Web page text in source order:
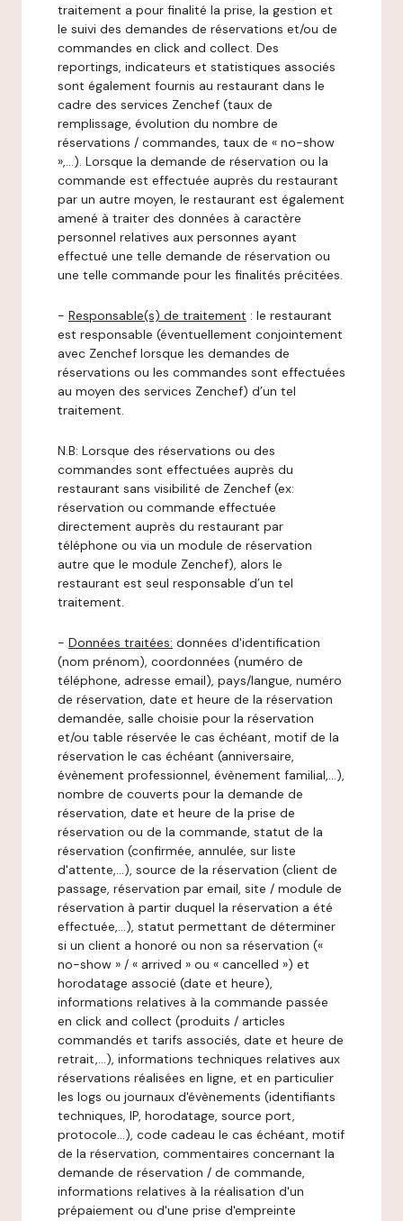
traitement a pour finalité la prise, la gestion et
le suivi des demandes de réservations et/ou de
commandes en click and collect. Des
reportings, indicateurs et statistiques associés
sont également fournis au restaurant dans le
cadre des services Zenchef (taux de
remplissage, évolution du nombre de
réservations / commandes, taux de « no-show
»,…). Lorsque la demande de réservation ou la
commande est effectuée auprès du restaurant
par un autre moyen, le restaurant est également
amené à traiter des données à caractère
personnel relatives aux personnes ayant
effectué une telle demande de réservation ou
une telle commande pour les finalités précitées.
- Responsable(s) de traitement : le restaurant
est responsable (éventuellement conjointement
avec Zenchef lorsque les demandes de
réservations ou les commandes sont effectuées
au moyen des services Zenchef) d’un tel
traitement.
N.B: Lorsque des réservations ou des
commandes sont effectuées auprès du
restaurant sans visibilité de Zenchef (ex:
réservation ou commande effectuée
directement auprès du restaurant par
téléphone ou via un module de réservation
autre que le module Zenchef), alors le
restaurant est seul responsable d’un tel
traitement.
- Données traitées: données d'identification
(nom prénom), coordonnées (numéro de
téléphone, adresse email), pays/langue, numéro
de réservation, date et heure de la réservation
demandée, salle choisie pour la réservation
et/ou table réservée le cas échéant, motif de la
réservation le cas échéant (anniversaire,
évènement professionnel, évènement familial,…),
nombre de couverts pour la demande de
réservation, date et heure de la prise de
réservation ou de la commande, statut de la
réservation (confirmée, annulée, sur liste
d'attente,…), source de la réservation (client de
passage, réservation par email, site / module de
réservation à partir duquel la réservation a été
effectuée,…), statut permettant de déterminer
si un client a honoré ou non sa réservation («
no-show » / « arrived » ou « cancelled ») et
horodatage associé (date et heure),
informations relatives à la commande passée
en click and collect (produits / articles
commandés et tarifs associés, date et heure de
retrait,…), informations techniques relatives aux
réservations réalisées en ligne, et en particulier
les logs ou journaux d'évènements (identifiants
techniques, IP, horodatage, source port,
protocole…), code cadeau le cas échéant, motif
de la réservation, commentaires concernant la
demande de réservation / de commande,
informations relatives à la réalisation d'un
prépaiement ou d'une prise d'empreinte